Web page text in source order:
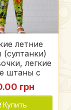
летние
легкие
штаны с
масло
грн
Купить